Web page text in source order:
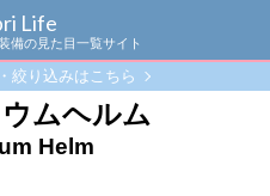
Life
備の見た目一覧サイト
絞り込みはこちら
ムヘルム
Helm